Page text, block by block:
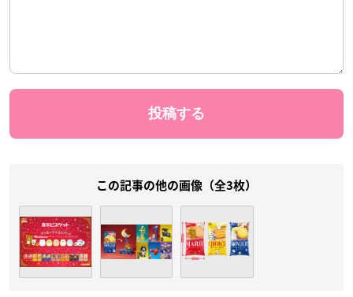
この記事の他の画像（全3枚）